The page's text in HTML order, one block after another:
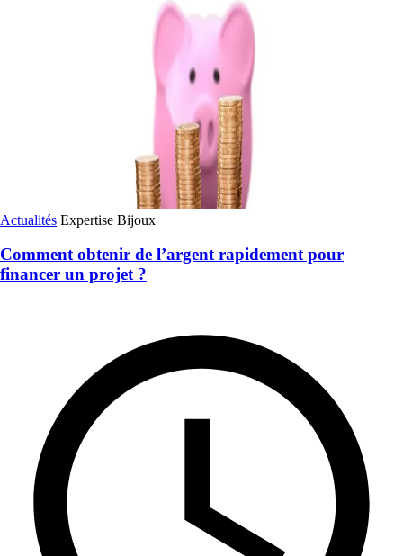
Actualités Expertise Bijoux
Comment obtenir de l’argent rapidement pour
financer un projet ?